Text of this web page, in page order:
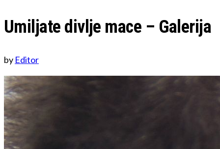
Umiljate divlje mace – Galerija
by Editor